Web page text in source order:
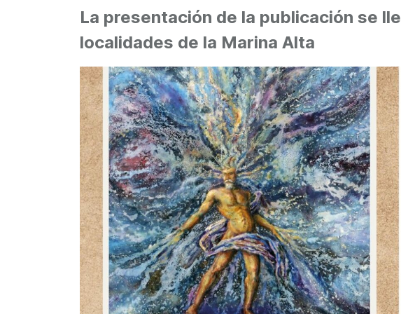
La presentación de la publicación se
localidades de la Marina Alta